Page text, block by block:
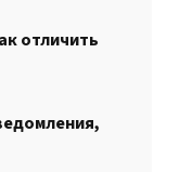
отличить